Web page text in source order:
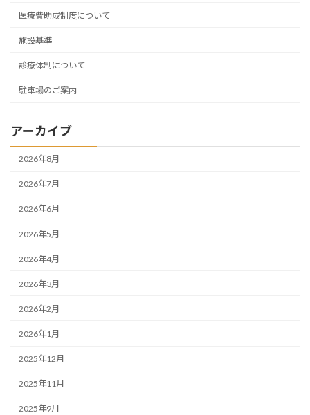
り
医療費助成制度について
施設基準
診療体制について
駐車場のご案内
アーカイブ
2026年8月
2026年7月
2026年6月
2026年5月
2026年4月
2026年3月
2026年2月
2026年1月
2025年12月
2025年11月
2025年9月